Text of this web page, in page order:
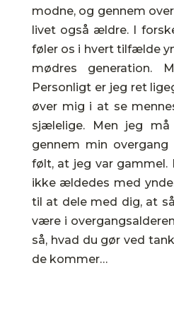
modne, og gennem
livet også ældre. I
føler os i hvert tilfælde
mødres generation.
Personligt er jeg ret
øver mig i at se
sjælelige. Men jeg
gennem min
følt, at jeg var gammel.
ikke ældedes med
til at dele med dig, at
være i
så, hvad du gør ved
de kommer…